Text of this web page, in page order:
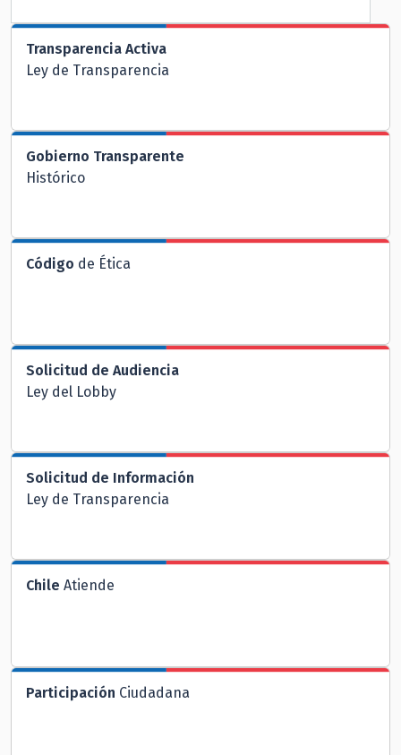
Transparencia Activa
Ley de Transparencia
Gobierno Transparente
Histórico
Código de Ética
Solicitud de Audiencia
Ley del Lobby
Solicitud de Información
Ley de Transparencia
Chile Atiende
Participación Ciudadana